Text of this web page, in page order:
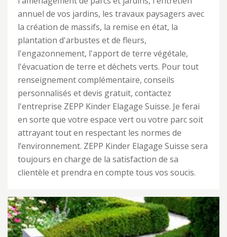
annuel de vos jardins, les travaux paysagers avec
la création de massifs, la remise en état, la
plantation d'arbustes et de fleurs,
l'engazonnement, l'apport de terre végétale,
l'évacuation de terre et déchets verts. Pour tout
renseignement complémentaire, conseils
personnalisés et devis gratuit, contactez
l'entreprise ZEPP Kinder Elagage Suisse. Je ferai
en sorte que votre espace vert ou votre parc soit
attrayant tout en respectant les normes de
l’environnement. ZEPP Kinder Elagage Suisse sera
toujours en charge de la satisfaction de sa
clientèle et prendra en compte tous vos soucis.